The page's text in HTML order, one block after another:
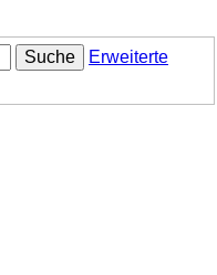
Suche
Erweiterte